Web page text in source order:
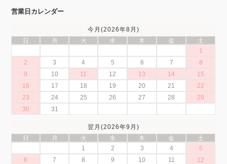
営業日カレンダー
今月(2026年8月)
日
月 火 水 木 金
土
1
2
3 4 5 6 7
8
9
10 11 12 13 14
15
16
17 18 19 20 21
22
23
24 25 26 27 28
29
30
31
翌月(2026年9月)
日
月 火 水 木 金
土
1
2 3 4
5
6
7 8 9 10 11
12